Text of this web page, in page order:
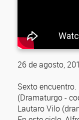
26 de agosto,
Sexto
(Dramaturgo -
Lautaro Vilo